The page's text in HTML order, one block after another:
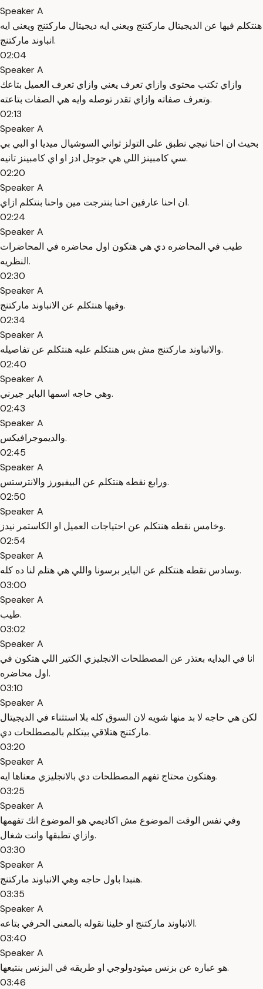
Speaker A
هنتكلم فيها عن الديجيتال ماركتنج ويعني ايه ديجيتال ماركتنج ويعني ايه
انباوند ماركتنج.
02:04
Speaker A
وازاي تكتب محتوى وازاي تعرف يعني وازاي تعرف العميل بتاعك
وتعرف صفاته وازاي تقدر توصله وايه هي الصفات بتاعته.
02:13
Speaker A
بحيث ان احنا نيجي نطبق على التولز ثواني السوشيال ميديا او البي بي
سي كامبينز اللي هي جوجل ادز او اي كامبينز تانيه.
02:20
Speaker A
ان احنا عارفين احنا بنترجت مين واحنا بنتكلم ازاي.
02:24
Speaker A
طيب في المحاضره دي هي هتكون اول محاضره في المحاضرات
النظريه.
02:30
Speaker A
وفيها هنتكلم عن الانباوند ماركتنج.
02:34
Speaker A
والانباوند ماركتنج مش بس هنتكلم عليه هنتكلم عن تفاصيله.
02:40
Speaker A
وهي حاجه اسمها الباير جيرني.
02:43
Speaker A
والديموجرافيكس.
02:45
Speaker A
ورابع نقطه هنتكلم عن البيفيورز والانترستس.
02:50
Speaker A
وخامس نقطه هنتكلم عن احتياجات العميل او الكاستمر نيدز.
02:54
Speaker A
وسادس نقطه هنتكلم عن الباير برسونا واللي هي هتلم لنا ده كله.
03:00
Speaker A
طيب.
03:02
Speaker A
انا في البدايه بعتذر عن المصطلحات الانجليزي الكتير اللي هتكون في
اول محاضره.
03:10
Speaker A
لكن هي حاجه لا بد منها شويه لان السوق كله بلا استثناء في الديجيتال
ماركتنج هتلاقي بيتكلم بالمصطلحات دي.
03:20
Speaker A
وهتكون محتاج تفهم المصطلحات دي بالانجليزي معناها ايه.
03:25
Speaker A
وفي نفس الوقت الموضوع مش اكاديمي هو الموضوع انك تفهمها
وازاي تطبقها وانت شغال.
03:30
Speaker A
هنبدا باول حاجه وهي الانباوند ماركتنج.
03:35
Speaker A
الانباوند ماركتنج او خلينا نقوله بالمعنى الحرفي بتاعه.
03:40
Speaker A
هو عباره عن بزنس ميثودولوجي او طريقه في البزنس بنتبعها.
03:46